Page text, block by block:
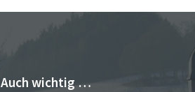
Auch wichtig …